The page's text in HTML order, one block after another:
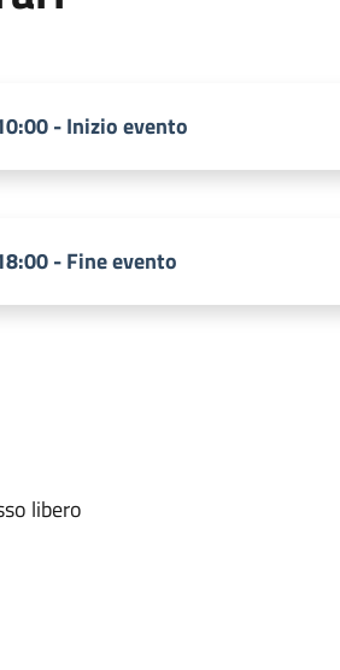
- Inizio evento
- Fine evento
libero